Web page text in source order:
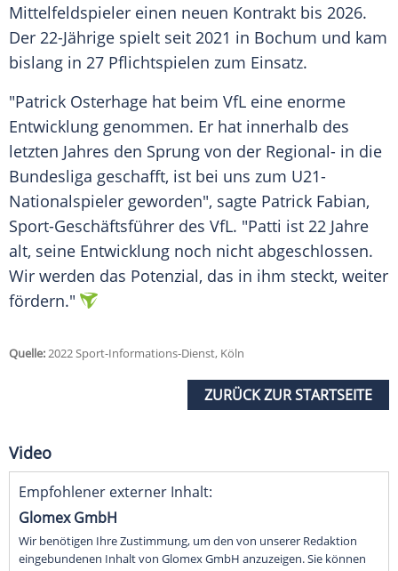
Mittelfeldspieler einen neuen Kontrakt bis 2026.
Der 22-Jährige spielt seit 2021 in Bochum und kam
bislang in 27 Pflichtspielen zum Einsatz.
"Patrick Osterhage hat beim VfL eine enorme
Entwicklung genommen. Er hat innerhalb des
letzten Jahres den Sprung von der Regional- in die
Bundesliga geschafft, ist bei uns zum U21-
Nationalspieler geworden", sagte Patrick Fabian,
Sport-Geschäftsführer des VfL. "Patti ist 22 Jahre
alt, seine Entwicklung noch nicht abgeschlossen.
Wir werden das Potenzial, das in ihm steckt, weiter
fördern."
Quelle:2022 Sport-Informations-Dienst, Köln
ZURÜCK ZUR STARTSEITE
Video
Empfohlener externer Inhalt:
Glomex GmbH
Wir benötigen Ihre Zustimmung, um den von unserer Redaktion
eingebundenen Inhalt von Glomex GmbH anzuzeigen. Sie können